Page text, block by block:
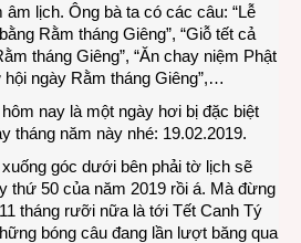
lịch. Ông bà ta có các câu: “Lễ
Rằm tháng Giêng”, “Giỗ tết cả
tháng Giêng”, “Ăn chay niệm Phật
ngày Rằm tháng Giêng”,…
nay là một ngày hơi bị đặc biệt
tháng năm này nhé: 19.02.2019.
góc dưới bên phải tờ lịch sẽ
thứ 50 của năm 2019 rồi á. Mà đừng
tháng rưỡi nữa là tới Tết Canh Tý
bóng câu đang lần lượt băng qua